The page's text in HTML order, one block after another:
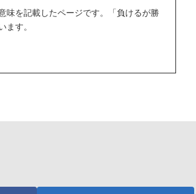
味を記載したページです。「負けるが勝
ます。